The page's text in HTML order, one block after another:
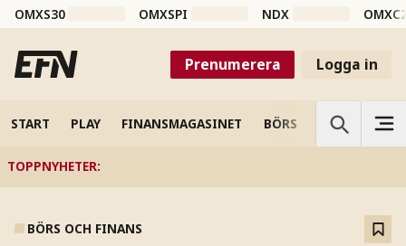
OMXS30 OMXSPI NDX
Prenumerera Logga in
START PLAY FINANSMAGASINET BÖRS VETENSKAP
TOPPNYHETER:
BÖRS OCH FINANS